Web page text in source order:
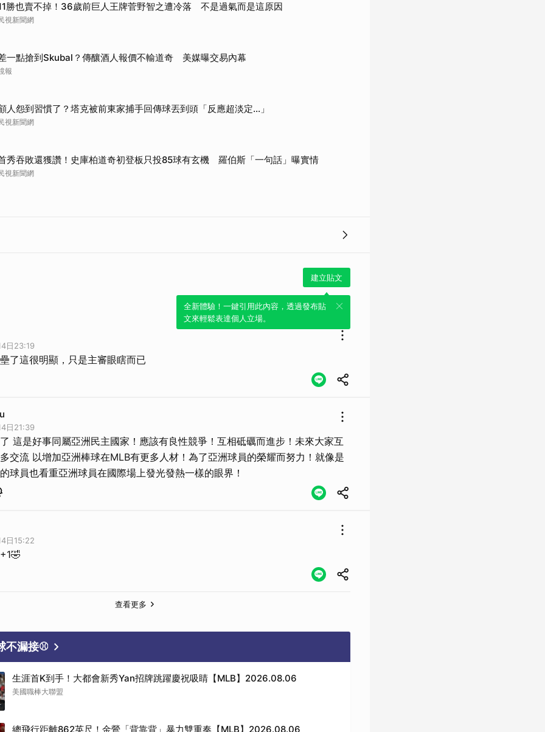
勝也賣不掉！36歲前巨人王牌菅野智之遭冷落 不是過氣而是這原因
視新聞網
一點搶到Skubal？傳釀酒人報價不輸道奇 美媒曝交易內幕
報
人怨到習慣了？塔克被前東家捕手回傳球丟到頭「反應超淡定...」
視新聞網
秀吞敗還獲讚！史庫柏道奇初登板只投85球有玄機 羅伯斯「一句話」曝實情
視新聞網
建立貼文
全新體驗！一鍵引用此內容，透過發布貼
文來輕鬆表達個人立場。
日23:19
了這很明顯，只是主審眼瞎而已
日21:39
這是好事同屬亞洲民主國家！應該有良性競爭！互相砥礪而進步！未來大家互
交流 以增加亞洲棒球在MLB有更多人材！為了亞洲球員的榮耀而努力！就像是
球員也看重亞洲球員在國際場上發光發熱一樣的眼界！
日15:22
查看更多
不漏接⚾
生涯首K到手！大都會新秀Yan招牌跳躍慶祝吸睛【MLB】2026.08.06
美國職棒大聯盟
總飛行距離862英尺！金鶯「背靠背」暴力雙重奏【MLB】2026.08.06